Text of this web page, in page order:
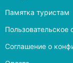
Памятка туристам
Соглашение о